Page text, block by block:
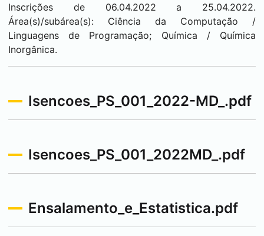
Inscrições de 06.04.2022 a 25.04.2022.
Área(s)/subárea(s): Ciência da Computação /
Linguagens de Programação; Química / Química
Inorgânica.
Isencoes_PS_001_2022-MD_.pdf
Isencoes_PS_001_2022MD_.pdf
Ensalamento_e_Estatistica.pdf